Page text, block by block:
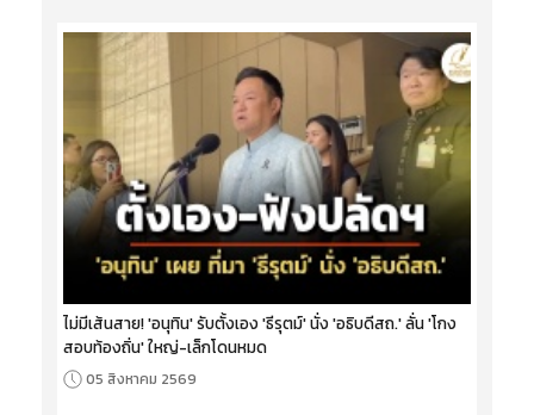
ไม่มีเส้นสาย! 'อนุทิน' รับตั้งเอง 'ธีรุตม์' นั่ง 'อธิบดีสถ.' ลั่น 'โกง
สอบท้องถิ่น' ใหญ่-เล็กโดนหมด
05 สิงหาคม 2569